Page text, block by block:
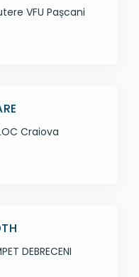
VFU Pașcani
Craiova
DEBRECENI